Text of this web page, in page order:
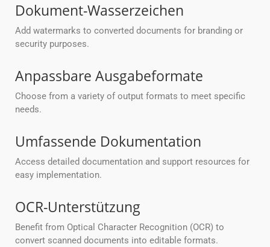
Dokument-Wasserzeichen
Add watermarks to converted documents for branding or
security purposes.
Anpassbare Ausgabeformate
Choose from a variety of output formats to meet specific
needs.
Umfassende Dokumentation
Access detailed documentation and support resources for
easy implementation.
OCR-Unterstützung
Benefit from Optical Character Recognition (OCR) to
convert scanned documents into editable formats.